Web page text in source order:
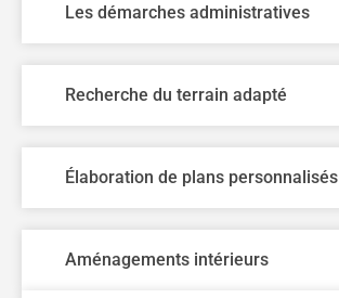
Les démarches administratives
Recherche du terrain adapté
Élaboration de plans personnalisés
Aménagements intérieurs